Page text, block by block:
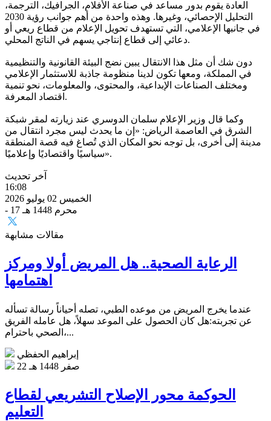
العادة يقوم بدور مساعد في صناعة الأفلام، الجرافيك، الترجمة،
التحليل الإحصائي، وغيرها. وهذه واحدة من أهم جوانب رؤية 2030
في جانبها الإعلامي، التي تستهدف تحويل الإعلام من قطاع ريعي أو
دعائي إلى قطاع إنتاجي يسهم في الناتج المحلي.
دون شك أن مثل هذا الانتقال يبين نضج البيئة القانونية والتنظيمية
في المملكة، ومعها تكون لدينا منظومة جاذبة للاستثمار الإعلامي
ومختلف الصناعات الإبداعية، والمحتوى، والمعلومات، نحو تنمية
اقتصاد المعرفة.
وكما قال وزير الإعلام سلمان الدوسري عند زيارته لمقر شبكة
الشرق في العاصمة الرياض: «إن ما يحدث ليس مجرد انتقال من
مدينة إلى أخرى، بل توجه نحو المكان الذي تُصاغ فيه قصة المنطقة
سياسيًا واقتصاديًا وإعلاميًا».
آخر تحديث
16:08
الخميس 02 يوليو 2026
- 17 محرم 1448 هـ
مقالات مشابهة
الرعاية الصحية.. هل المريض أولا ومركز
اهتمامها
عندما يخرج المريض من موعده الطبي، تصله أحياناً رسالة تسأله
عن تجربته:هل كان الحصول على الموعد سهلاً، هل عامله الفريق
الصحي باحترام،...
إبراهيم الحفظي
22 صفر 1448 هـ
الحوكمة محور الإصلاح التشريعي لقطاع
التعليم